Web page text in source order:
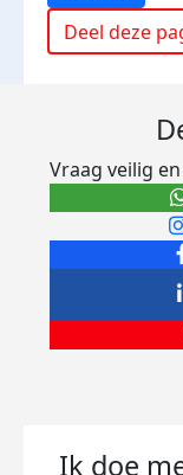
Deel deze
Vraag veilig
Ik doe